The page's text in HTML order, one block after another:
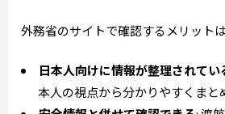
外務省のサイトで確認するメリット
日本人向けに情報が整理されてい
本人の視点から分かりやすくまと